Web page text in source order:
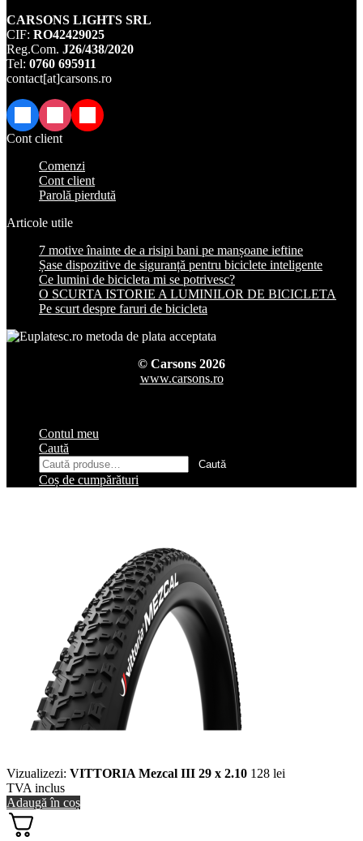
CARSONS LIGHTS SRL
CIF: RO42429025
Reg.Com. J26/438/2020
Tel: 0760 695911
contact[at]carsons.ro
FacebookInstagramTikTok
Cont client
Comenzi
Cont client
Parolă pierdută
Articole utile
7 motive înainte de a risipi bani pe manșoane ieftine
Șase dispozitive de siguranță pentru biciclete inteligente
Ce lumini de bicicleta mi se potrivesc?
O SCURTA ISTORIE A LUMINILOR DE BICICLETA
Pe scurt despre faruri de bicicleta
© Carsons 2026
www.carsons.ro
Contul meu
Caută
Caută
după:
Caută
Coș de cumpărături
Vizualizezi: VITTORIA Mezcal III 29 x 2.10 128 lei
TVA inclus
Adaugă în coș